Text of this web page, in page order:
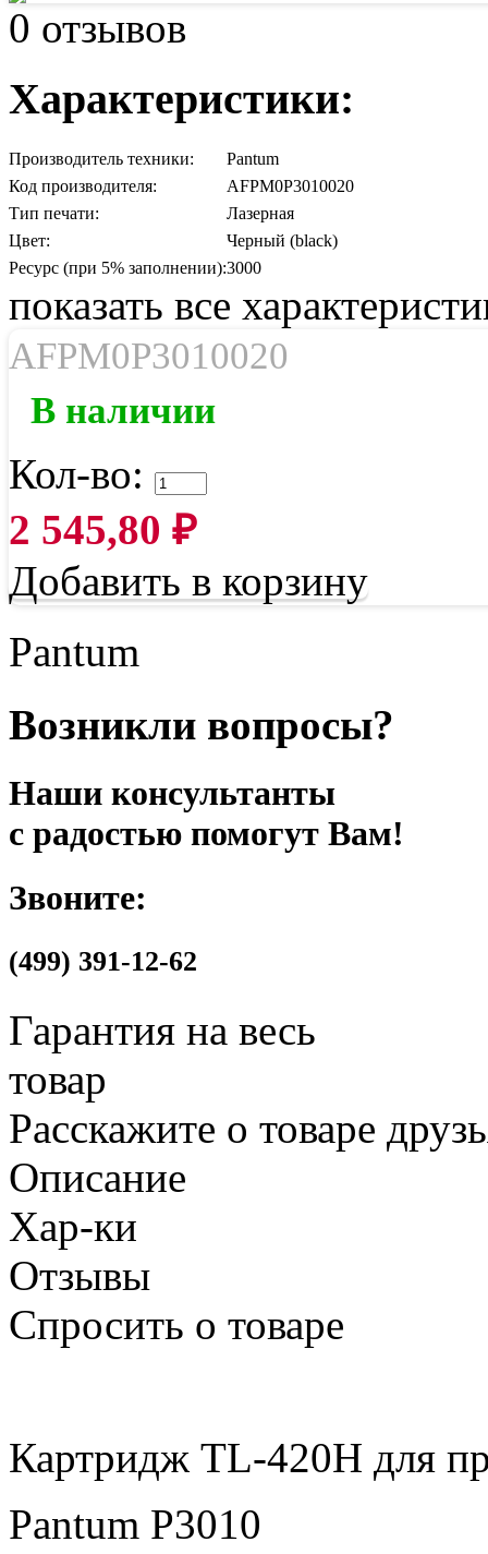
0 отзывов
Характеристики:
Производитель техники:
Pantum
Код производителя:
AFPM0P3010020
Тип печати:
Лазерная
Цвет:
Черный (black)
Ресурс (при 5% заполнении):3000
показать все
AFPM0P3010020
В наличии
Кол-во:
2 545,80 ₽
Добавить в корзину
Pantum
Возникли вопросы?
Наши консультанты
с радостью помогут Вам!
Звоните:
(499) 391-12-62
Гарантия на весь
товар
Расскажите о товаре
Описание
Хар-ки
Отзывы
Спросить о товаре
Картридж TL-420H для
Pantum P3010